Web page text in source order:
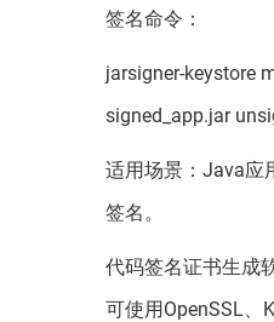
签名命令：
jarsigner-keystore
signed_app.jar
适用场景：Java应
签名。
代码签名证书生成
可使用OpenSSL、